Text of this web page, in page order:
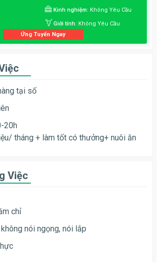
Kinh nghiệm: Không Yêu Cầu
Giới tính: Không Yêu Cầu
Ứng Tuyển Ngay
tại số
20h
tháng + làm tốt có thưởng+ nuôi ăn
Việc
chỉ
nói ngọng, nói lắp